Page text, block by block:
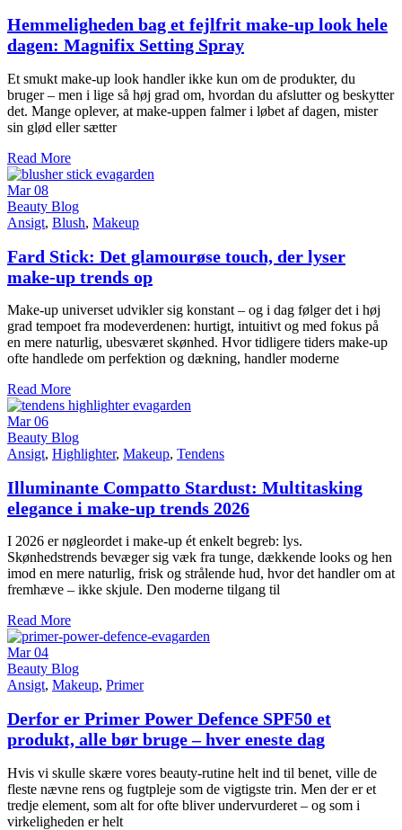
Hemmeligheden bag et fejlfrit make-up look hele
dagen: Magnifix Setting Spray
Et smukt make-up look handler ikke kun om de produkter, du
bruger – men i lige så høj grad om, hvordan du afslutter og beskytter
det. Mange oplever, at make-uppen falmer i løbet af dagen, mister
sin glød eller sætter
Read More
Mar 08
Beauty Blog
Ansigt, Blush, Makeup
Fard Stick: Det glamourøse touch, der lyser
make-up trends op
Make-up universet udvikler sig konstant – og i dag følger det i høj
grad tempoet fra modeverdenen: hurtigt, intuitivt og med fokus på
en mere naturlig, ubesværet skønhed. Hvor tidligere tiders make-up
ofte handlede om perfektion og dækning, handler moderne
Read More
Mar 06
Beauty Blog
Ansigt, Highlighter, Makeup, Tendens
Illuminante Compatto Stardust: Multitasking
elegance i make-up trends 2026
I 2026 er nøgleordet i make-up ét enkelt begreb: lys.
Skønhedstrends bevæger sig væk fra tunge, dækkende looks og hen
imod en mere naturlig, frisk og strålende hud, hvor det handler om at
fremhæve – ikke skjule. Den moderne tilgang til
Read More
Mar 04
Beauty Blog
Ansigt, Makeup, Primer
Derfor er Primer Power Defence SPF50 et
produkt, alle bør bruge – hver eneste dag
Hvis vi skulle skære vores beauty-rutine helt ind til benet, ville de
fleste nævne rens og fugtpleje som de vigtigste trin. Men der er et
tredje element, som alt for ofte bliver undervurderet – og som i
virkeligheden er helt